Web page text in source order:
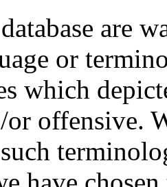
are
or
which
or offensive.